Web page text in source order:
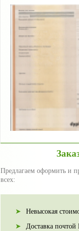
Предлагаем оформить и
всех:
Невысокая
Доставка почтой